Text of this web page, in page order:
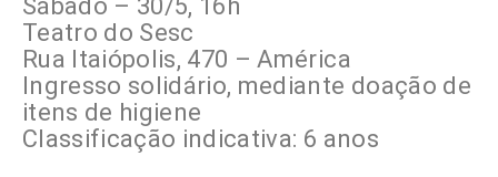
Sábado – 30/5, 16h
Teatro do Sesc
Rua Itaiópolis, 470 – América
Ingresso solidário, mediante doação de
itens de higiene
Classificação indicativa: 6 anos